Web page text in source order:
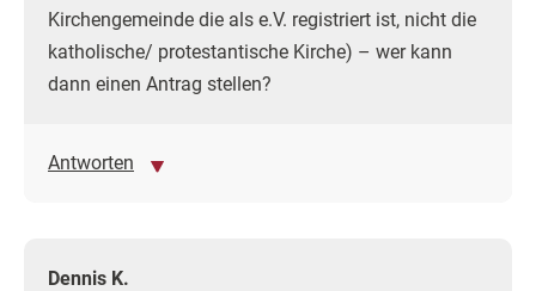
Kirchengemeinde die als e.V. registriert ist, nicht die
katholische/ protestantische Kirche) – wer kann
dann einen Antrag stellen?
Antworten
Dennis K.